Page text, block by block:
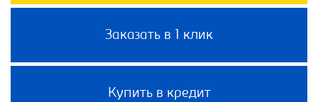
Заказать в 1 клик
Купить в кредит